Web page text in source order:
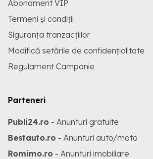
Abonament VIP
Termeni și condiții
Siguranța tranzacțiilor
Modifică setările de confidențialitate
Regulament Campanie
Parteneri
Publi24.ro - Anunturi gratuite
Bestauto.ro - Anunturi auto/moto
Romimo.ro - Anunturi imobiliare